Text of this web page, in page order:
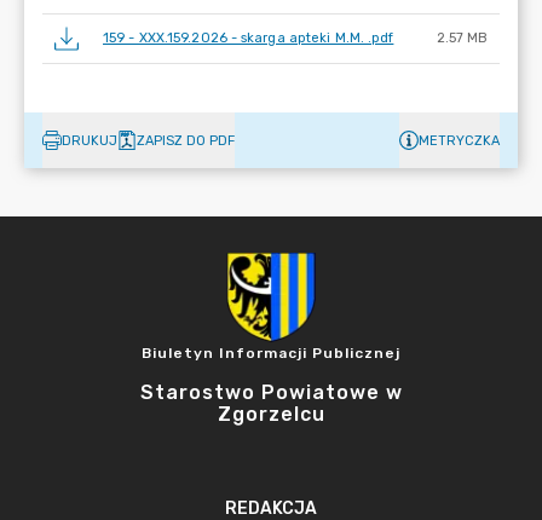
159 - XXX.159.2026 - skarga apteki M.M. .pdf 2.57 MB
DRUKUJ ZAPISZ DO PDF METRYCZKA
Biuletyn Informacji Publicznej
Starostwo Powiatowe w
Zgorzelcu
REDAKCJA